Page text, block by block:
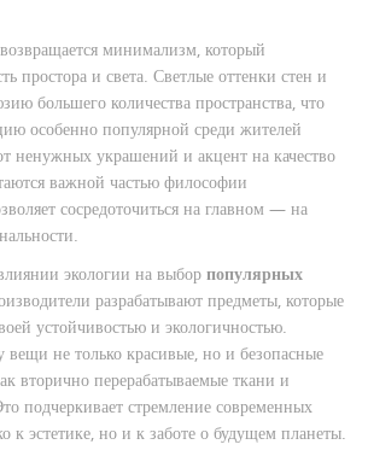
минимализм, который
простора и света. Светлые оттенки стен и
большего количества пространства, что
особенно популярной среди жителей
ненужных украшений и акцент на качество
важной частью философии
сосредоточиться на главном — на
экологии на выбор популярных
разрабатывают предметы, которые
устойчивостью и экологичностью.
не только красивые, но и безопасные
вторично перерабатываемые ткани и
подчеркивает стремление современных
к эстетике, но и к заботе о будущем планеты.